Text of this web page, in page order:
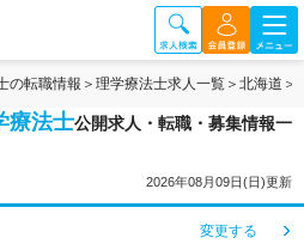
の転職情報 理学療法士求人一覧 北海道
療法士公開求人・転職・募集情報一
2026年08月09日(日)更新
変更する